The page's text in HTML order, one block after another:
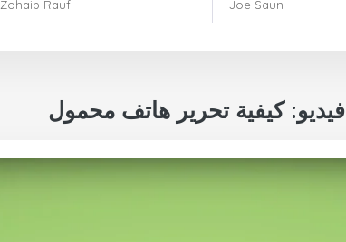
قرارًا رائعًا.
Zohaib Rauf Joe Saun
فيديو: كيفية تحرير هاتف محمول